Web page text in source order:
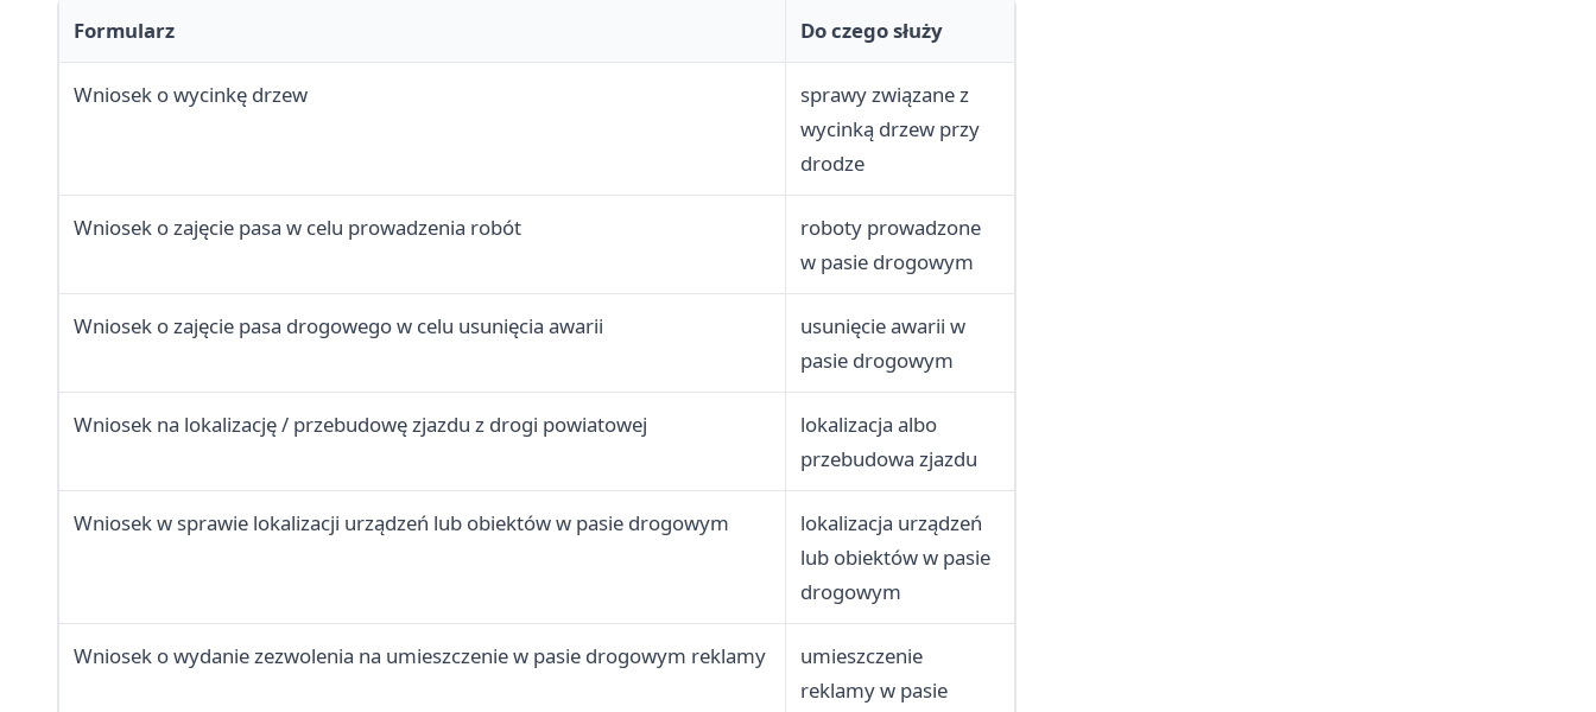
Formularz Do czego służy
Wniosek o wycinkę drzew
sprawy związane z
wycinką drzew przy
drodze
Wniosek o zajęcie pasa w celu prowadzenia robót
roboty prowadzone
w pasie drogowym
Wniosek o zajęcie pasa drogowego w celu usunięcia awarii
usunięcie awarii w
pasie drogowym
Wniosek na lokalizację / przebudowę zjazdu z drogi powiatowej
lokalizacja albo
przebudowa zjazdu
Wniosek w sprawie lokalizacji urządzeń lub obiektów w pasie drogowym
lokalizacja urządzeń
lub obiektów w pasie
drogowym
Wniosek o wydanie zezwolenia na umieszczenie w pasie drogowym reklamy
umieszczenie
reklamy w pasie